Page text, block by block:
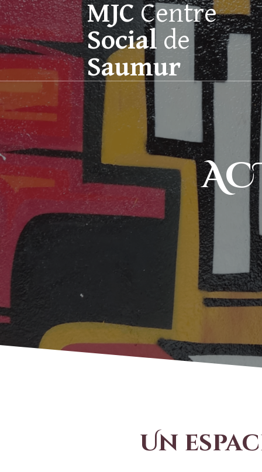
MJCCentre
Social de
Saumur
Un